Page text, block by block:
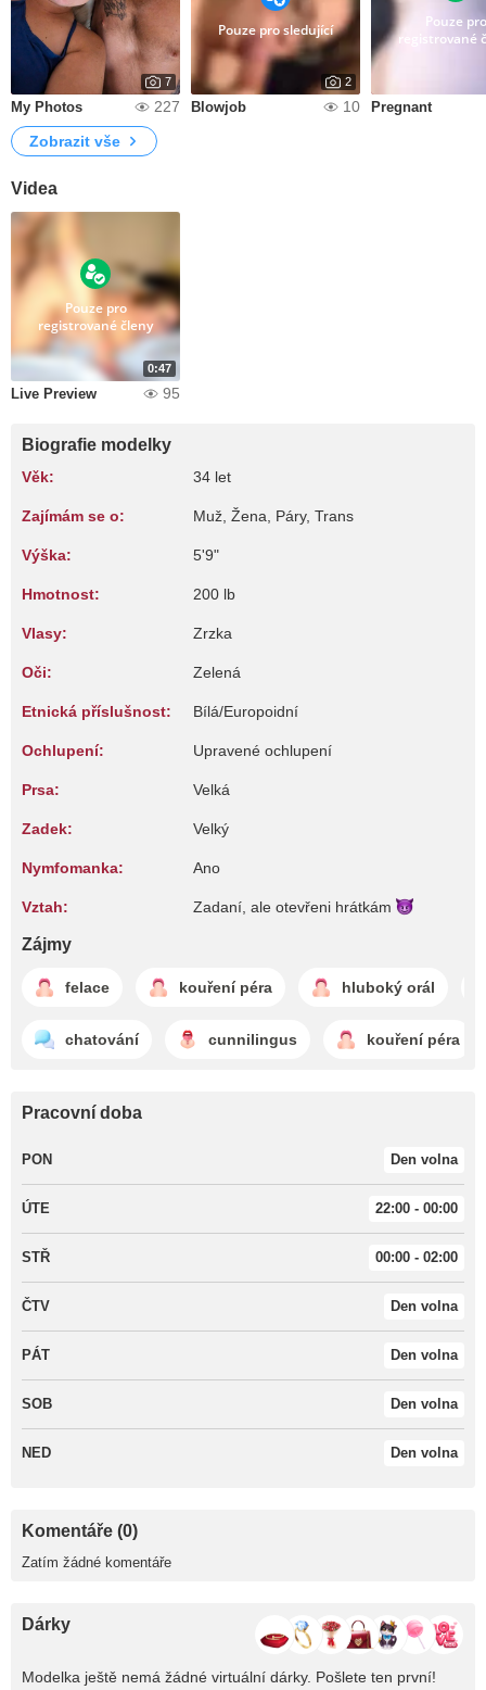
7
My Photos 227
Pouze pro sledující
2
Blowjob 10
Pouze pro
registrované
Pregnant
Zobrazit vše
Videa
0:47
Pouze pro
registrované členy
Live Preview 95
Biografie modelky
Věk: 34 let
Zajímám se o: Muž, Žena, Páry, Trans
Výška: 5'9"
Hmotnost: 200 lb
Vlasy: Zrzka
Oči: Zelená
Etnická příslušnost: Bílá/Europoidní
Ochlupení: Upravené ochlupení
Prsa: Velká
Zadek: Velký
Nymfomanka: Ano
Vztah: Zadaní, ale otevřeni hrátkám
Zájmy
felace kouření péra hluboký orál
chatování cunnilingus kouření péra
Pracovní doba
PON Den volna
ÚTE 22:00 - 00:00
STŘ 00:00 - 02:00
ČTV Den volna
PÁT Den volna
SOB Den volna
NED Den volna
Komentáře (0)
Zatím žádné komentáře
Dárky
Modelka ještě nemá žádné virtuální dárky. Pošlete ten první!